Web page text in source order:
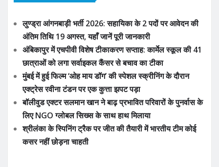
लुण्ड्रा आंगनबाड़ी भर्ती 2026: सहायिका के 2 पदों पर आवेदन की
अंतिम तिथि 19 अगस्त, यहाँ जानें पूरी जानकारी
अंबिकापुर में एचपीवी विशेष टीकाकरण सप्ताह: कार्मेल स्कूल की 41
छात्राओं को लगा सर्वाइकल कैंसर से बचाव का टीका
मुंबई में हुई फिल्म ‘ओह माय डॉग’ की स्पेशल स्क्रीनिंग के दौरान
एक्ट्रेस रवीना टंडन पर एक कुत्ता झपट पड़ा
बॉलीवुड एक्टर सलमान खान ने बाढ़ प्रभावित परिवारों के पुनर्वास के
लिए NGO ग्लोबल सिख्स के साथ हाथ मिलाया
श्रीलंका के स्पिनिंग ट्रैक पर जीत की तैयारी में भारतीय टीम कोई
कसर नहीं छोड़ना चाहती